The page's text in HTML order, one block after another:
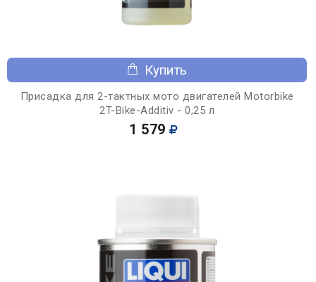
Купить
Присадка для 2-тактных мото двигателей Motorbike
2T-Bike-Additiv - 0,25 л
1 579